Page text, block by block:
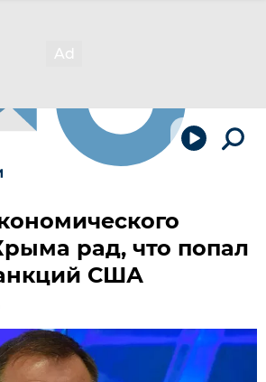
рад, что попал
США